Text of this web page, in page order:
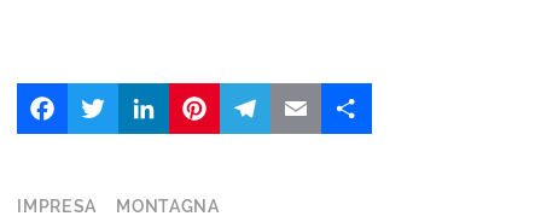
LinkedIn
IMPRESA MONTAGNA